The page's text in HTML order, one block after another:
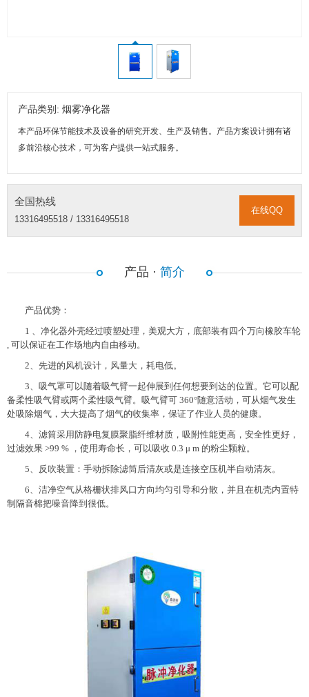
产品类别: 烟雾净化器
本产品环保节能技术及设备的研究开发、生产及销售。产品方案设计拥有诸
多前沿核心技术，可为客户提供一站式服务。
在线QQ
全国热线
13316495518 / 13316495518
产品 · 简介
产品优势：
1 、净化器外壳经过喷塑处理，美观大方，底部装有四个万向橡胶车轮
, 可以保证在工作场地内自由移动。
2、先进的风机设计，风量大，耗电低。
3、吸气罩可以随着吸气臂一起伸展到任何想要到达的位置。它可以配
备柔性吸气臂或两个柔性吸气臂。吸气臂可 360°随意活动，可从烟气发生
处吸除烟气，大大提高了烟气的收集率，保证了作业人员的健康。
4、滤筒采用防静电复膜聚脂纤维材质，吸附性能更高，安全性更好，
过滤效果 >99 % ，使用寿命长，可以吸收 0.3 μ m 的粉尘颗粒。
5、反吹装置：手动拆除滤筒后清灰或是连接空压机半自动清灰。
6、洁净空气从格栅状排风口方向均匀引导和分散，并且在机壳内置特
制隔音棉把噪音降到很低。